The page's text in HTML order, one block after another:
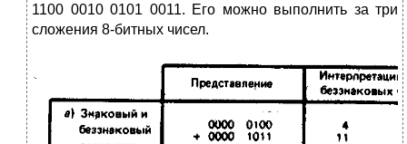
1100 0010 0101 0011. Его можно выполнить за три
сложения 8-битных чисел.